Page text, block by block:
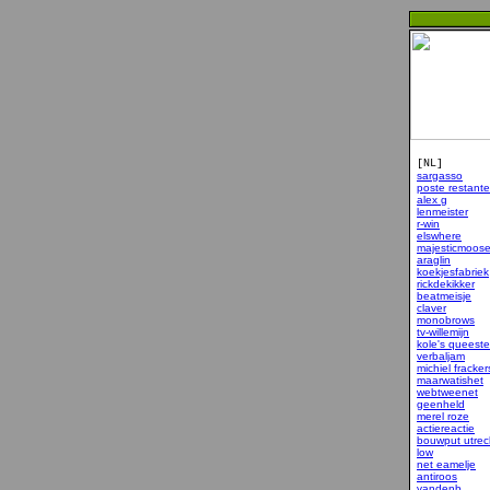
[NL]
sargasso
poste restante
alex g
lenmeister
r-win
elswhere
majesticmoose
araglin
koekjesfabriek
rickdekikker
beatmeisje
claver
monobrows
tv-willemijn
kole's queeste
verbaljam
michiel
maarwatishet
webtweenet
geenheld
merel roze
actiereactie
bouwput
low
net eamelje
antiroos